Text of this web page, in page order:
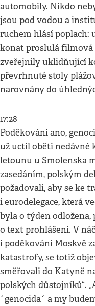
automobily. Nikdo
jsou pod vodou a
ruchem hlásí poplach:
konat proslulá filmová
zveřejnily uklidňující
převrhnuté stoly
narovnány do
17:28
Poděkování ano,
už uctil oběti nedávné
letounu u Smolenska
zasedáním, polským
požadovali, aby se ke
i eurodelegace, která
byla o týden odložena,
o text prohlášení. V
i poděkování Moskvě
katastrofy, se totiž
směřovali do Katyně
polských důstojníků“.
´genocida´ a my